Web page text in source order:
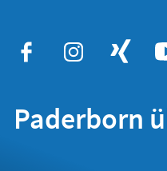
Paderborn